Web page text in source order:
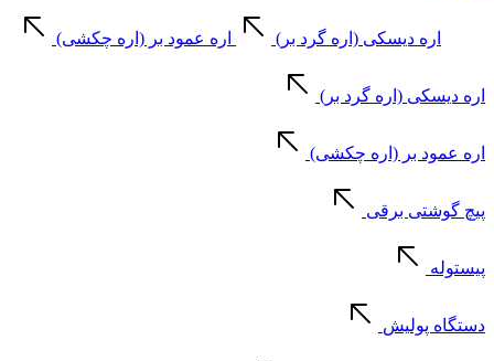
اره دیسکی (اره گرد بر) اره عمود بر (اره چکشی)
اره دیسکی (اره گرد بر)
اره عمود بر (اره چکشی)
پیچ گوشتی برقی
پیستوله
دستگاه پولیش